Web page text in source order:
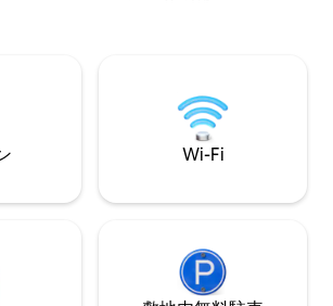
ンター「エリナフェ
す。
Wi-Fi